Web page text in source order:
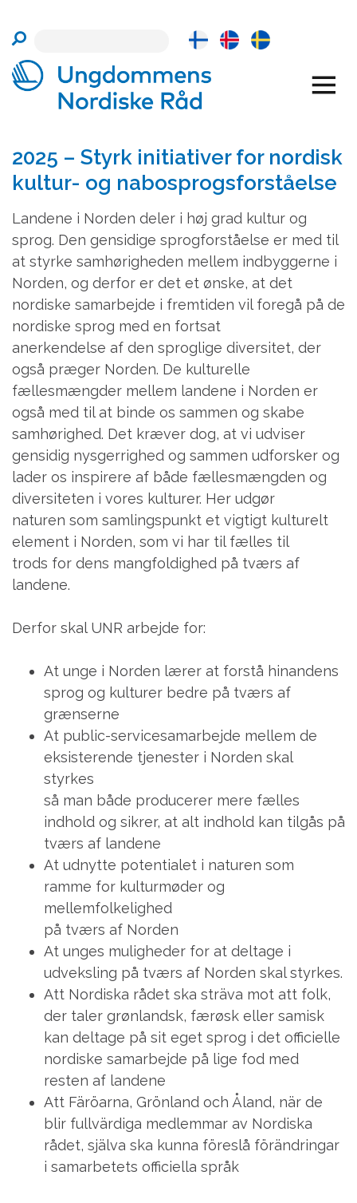
2025 – Styrk initiativer for nordisk
kultur- og nabosprogsforståelse
Landene i Norden deler i høj grad kultur og
sprog. Den gensidige sprogforståelse er med til
at styrke samhørigheden mellem indbyggerne i
Norden, og derfor er det et ønske, at det
nordiske samarbejde i fremtiden vil foregå på de
nordiske sprog med en fortsat
anerkendelse af den sproglige diversitet, der
også præger Norden. De kulturelle
fællesmængder mellem landene i Norden er
også med til at binde os sammen og skabe
samhørighed. Det kræver dog, at vi udviser
gensidig nysgerrighed og sammen udforsker og
lader os inspirere af både fællesmængden og
diversiteten i vores kulturer. Her udgør
naturen som samlingspunkt et vigtigt kulturelt
element i Norden, som vi har til fælles til
trods for dens mangfoldighed på tværs af
landene.
Derfor skal UNR arbejde for:
At unge i Norden lærer at forstå hinandens
sprog og kulturer bedre på tværs af
grænserne
At public-servicesamarbejde mellem de
eksisterende tjenester i Norden skal
styrkes
så man både producerer mere fælles
indhold og sikrer, at alt indhold kan tilgås på
tværs af landene
At udnytte potentialet i naturen som
ramme for kulturmøder og
mellemfolkelighed
på tværs af Norden
At unges muligheder for at deltage i
udveksling på tværs af Norden skal styrkes.
Att Nordiska rådet ska sträva mot att folk,
der taler grønlandsk, færøsk eller samisk
kan deltage på sit eget sprog i det officielle
nordiske samarbejde på lige fod med
resten af landene
Att Färöarna, Grönland och Åland, när de
blir fullvärdiga medlemmar av Nordiska
rådet, själva ska kunna föreslå förändringar
i samarbetets officiella språk